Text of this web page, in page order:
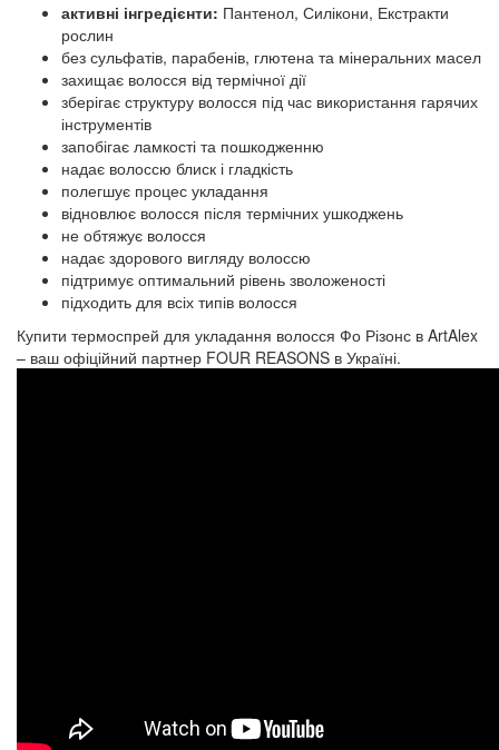
активні інгредієнти: Пантенол, Силікони, Екстракти
рослин
без сульфатів, парабенів, глютена та мінеральних масел
захищає волосся від термічної дії
зберігає структуру волосся під час використання гарячих
інструментів
запобігає ламкості та пошкодженню
надає волоссю блиск і гладкість
полегшує процес укладання
відновлює волосся після термічних ушкоджень
не обтяжує волосся
надає здорового вигляду волоссю
підтримує оптимальний рівень зволоженості
підходить для всіх типів волосся
Купити термоспрей для укладання волосся Фо Різонс в ArtAlex
– ваш офіційний партнер FOUR REASONS в Україні.